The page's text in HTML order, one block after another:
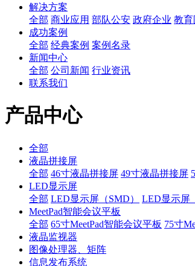
解决方案
全部 商业应用 部队公安 政府企业 教育
成功案例
全部 经典案例 案例名录
新闻中心
全部 公司新闻 行业资讯
联系我们
产品中心
全部
液晶拼接屏
全部 46寸液晶拼接屏 49寸液晶拼接屏
LED显示屏
全部 LED显示屏（SMD）
LED显示屏
MeetPad智能会议平板
全部 65寸MeetPad智能会议平板 75寸
液晶监视器
图像处理器、矩阵
信息发布系统